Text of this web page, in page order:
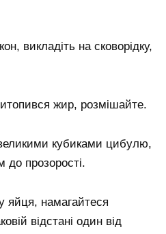
викладіть на сковорідку,
жир, розмішайте.
кубиками цибулю,
до прозорості.
яйця, намагайтеся
відстані один від